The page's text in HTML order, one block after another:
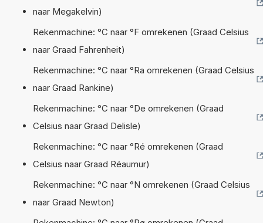
naar Megakelvin)
Rekenmachine: °C naar °F omrekenen (Graad Celsius
naar Graad Fahrenheit)
Rekenmachine: °C naar °Ra omrekenen (Graad Celsius
naar Graad Rankine)
Rekenmachine: °C naar °De omrekenen (Graad
Celsius naar Graad Delisle)
Rekenmachine: °C naar °Ré omrekenen (Graad
Celsius naar Graad Réaumur)
Rekenmachine: °C naar °N omrekenen (Graad Celsius
naar Graad Newton)